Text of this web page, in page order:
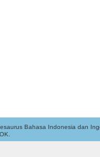
Bahasa Indonesia dan